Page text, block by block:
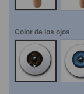
Color de los ojos
Marrones